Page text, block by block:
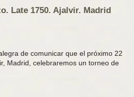
Late 1750. Ajalvir. Madrid
de comunicar que el próximo 22
Madrid, celebraremos un torneo de